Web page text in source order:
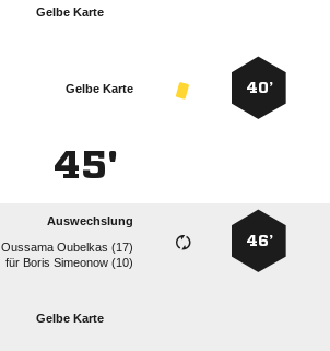
Gelbe Karte
40’
Gelbe Karte
45'
46’
Auswechslung
  
für   
Gelbe Karte